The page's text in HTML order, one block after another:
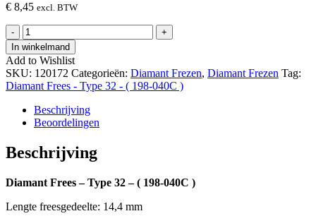
€ 8,45 excl. BTW
-
Diamant
Frees
-
Type
32
-
(
198-
040C
hoeveelheid
+
In winkelmand
Add to Wishlist
SKU: 120172 Categorieën: Diamant Frezen, Diamant Frezen Tag:
Diamant Frees - Type 32 - ( 198-040C )
Beschrijving
Beoordelingen
Beschrijving
Diamant Frees – Type 32 – ( 198-040C )
Lengte freesgedeelte: 14,4 mm